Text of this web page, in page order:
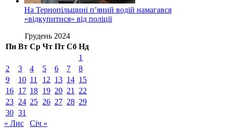
На Тернопільщині п’яний водій намагався
«відкупитися» від поліції
Грудень 2024
Пн Вт Ср Чт Пт Сб Нд
1
2
3 4 5 6 7
8
9
10 11 12 13 14 15
16 17 18 19 20 21
22
23 24 25 26 27 28 29
30 31
« Лис
Січ »